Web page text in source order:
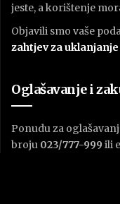
jeste, a korištenje
Objavili smo vaše
zahtjev za
Oglašavanje i
Ponudu za
broju 023/777-999 ili